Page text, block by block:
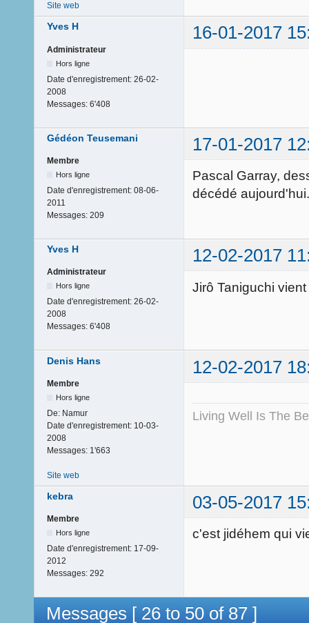
Site web
Yves H 16-01-2017
Administrateur
Hors ligne
Date d'enregistrement: 26-02-
2008
Messages: 6'408
Gédéon Teusemani 17-01-2017
Membre
Hors ligne
Date d'enregistrement: 08-06-
2011
Messages: 209
Pascal Garray,
décédé aujourd'hui.
Yves H 12-02-2017
Administrateur
Hors ligne
Date d'enregistrement: 26-02-
2008
Messages: 6'408
Jirô Taniguchi
Denis Hans 12-02-2017
Membre
Hors ligne
De: Namur
Date d'enregistrement: 10-03-
2008
Messages: 1'663
Living Well Is The
Site web
kebra 03-05-2017
Membre
Hors ligne
Date d'enregistrement: 17-09-
2012
Messages: 292
c'est jidéhem qui
Messages [ 26 to 50 of 87 ]